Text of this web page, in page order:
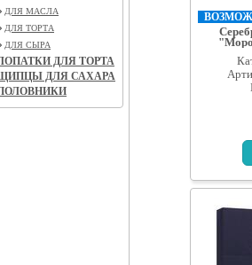
ДЛЯ МАСЛА
ДЛЯ ТОРТА
ДЛЯ СЫРА
ДЛЯ ТОРТА
ДЛЯ САХАРА